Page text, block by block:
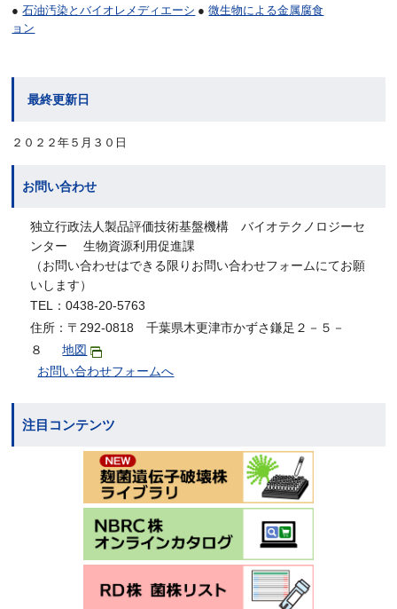
●石油汚染とバイオレメディエーシ
ョン
●微生物による金属腐食
最終更新日
２０２２年５月３０日
お問い合わせ
独立行政法人製品評価技術基盤機構 バイオテクノロジーセ
ンター 生物資源利用促進課
（お問い合わせはできる限りお問い合わせフォームにてお願
いします）
TEL：0438-20-5763
住所：〒292-0818 千葉県木更津市かずさ鎌足２－５－
８
地図
お問い合わせフォームへ
注目コンテンツ